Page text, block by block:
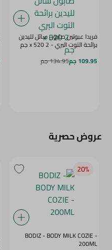
فريدا عبوتين صابون سائل لليدين
برائحة التوت البري - 2 x 520 جم
109.95 جم
134.95 جم
عروض حصرية
20‎%‎
BODIZ - BODY MILK COZIE -
200ML